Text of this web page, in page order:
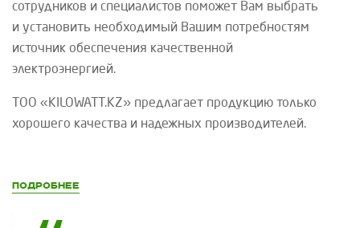
сотрудников и специалистов поможет Вам выбрать
и установить необходимый Вашим потребностям
источник обеспечения качественной
электроэнергией.
ТОО «KILOWATT .KZ» предлагает продукцию только
хорошего качества и надежных производителей.
Подробнее